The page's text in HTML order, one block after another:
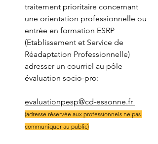
traitement prioritaire concernant
une orientation professionnelle ou
entrée en formation ESRP
(Etablissement et Service de
Réadaptation Professionnelle)
adresser un courriel au pôle
évaluation socio-pro:
evaluationpesp@cd-essonne.fr
(adresse réservée aux professionnels ne pas
communiquer au public)